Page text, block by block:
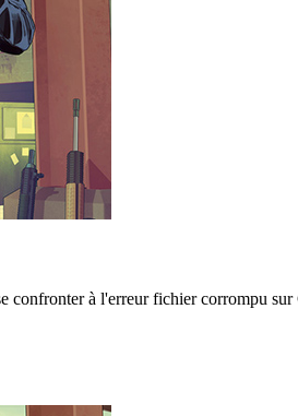
à l'erreur fichier corrompu